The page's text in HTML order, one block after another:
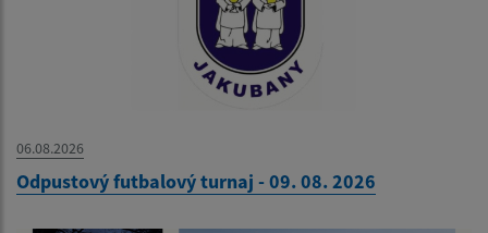
06.08.2026
Odpustový futbalový turnaj - 09. 08. 2026